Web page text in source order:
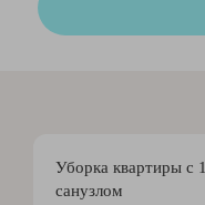
Уборка квартиры с
санузлом